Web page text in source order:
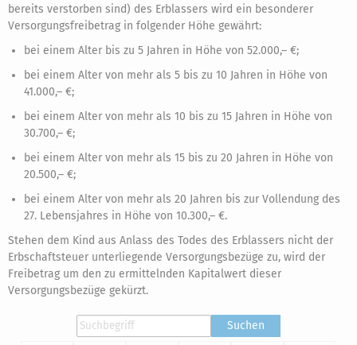
bereits verstorben sind) des Erblassers wird ein besonderer
Versorgungsfreibetrag in folgender Höhe gewährt:
bei einem Alter bis zu 5 Jahren in Höhe von 52.000,– €;
bei einem Alter von mehr als 5 bis zu 10 Jahren in Höhe von
41.000,– €;
bei einem Alter von mehr als 10 bis zu 15 Jahren in Höhe von
30.700,– €;
bei einem Alter von mehr als 15 bis zu 20 Jahren in Höhe von
20.500,– €;
bei einem Alter von mehr als 20 Jahren bis zur Vollendung des
27. Lebensjahres in Höhe von 10.300,– €.
Stehen dem Kind aus Anlass des Todes des Erblassers nicht der
Erbschaftsteuer unterliegende Versorgungsbezüge zu, wird der
Freibetrag um den zu ermittelnden Kapitalwert dieser
Versorgungsbezüge gekürzt.
Suchen